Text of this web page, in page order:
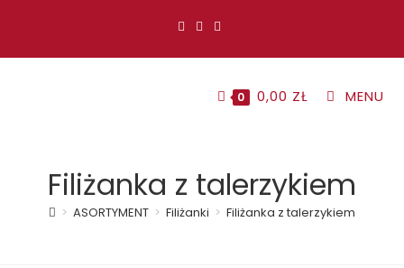
0 0,00 ZŁ MENU
Filiżanka z talerzykiem
> ASORTYMENT > Filiżanki > Filiżanka z talerzykiem